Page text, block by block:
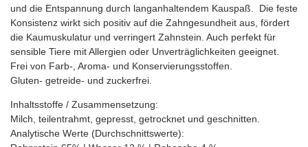
und die Entspannung durch langanhaltendem Kauspaß. Die feste
Konsistenz wirkt sich positiv auf die Zahngesundheit aus, fördert
die Kaumuskulatur und verringert Zahnstein. Auch perfekt für
sensible Tiere mit Allergien oder Unverträglichkeiten geeignet.
Frei von Farb-, Aroma- und Konservierungsstoffen.
Gluten- getreide- und zuckerfrei.
Inhaltsstoffe / Zusammensetzung:
Milch, teilentrahmt, gepresst, getrocknet und geschnitten.
Analytische Werte (Durchschnittswerte):